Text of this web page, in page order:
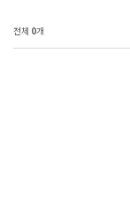
전체 0개